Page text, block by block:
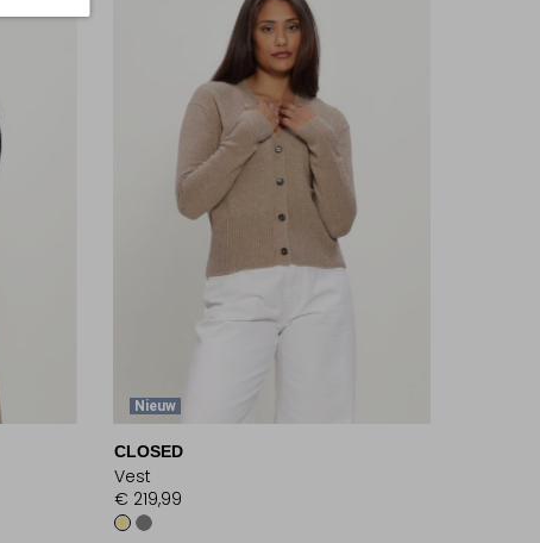
Nieuw
CLOSED
Vest
€ 219,99